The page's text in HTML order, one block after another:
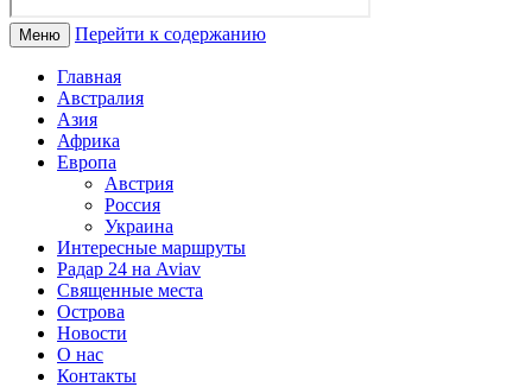
Меню Перейти к содержанию
Главная
Австралия
Азия
Африка
Европа
Австрия
Россия
Украина
Интересные маршруты
Радар 24 на Aviav
Священные места
Острова
Новости
О нас
Контакты